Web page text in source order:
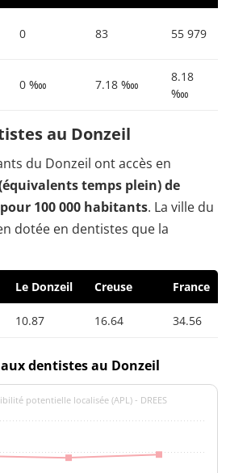
0 83 55 979
0 ‱ 7.18 ‱
8.18
‱
au Donzeil
du Donzeil ont accès en
(équivalents temps plein) de
100 000 habitants. La ville du
dotée en dentistes que la
Le Donzeil Creuse France
10.87 16.64 34.56
dentistes au Donzeil
potentielle localisée (APL) - DREES